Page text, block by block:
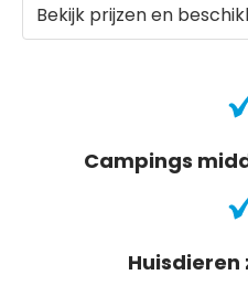
Bekijk prijzen en
Campings
Huisdieren